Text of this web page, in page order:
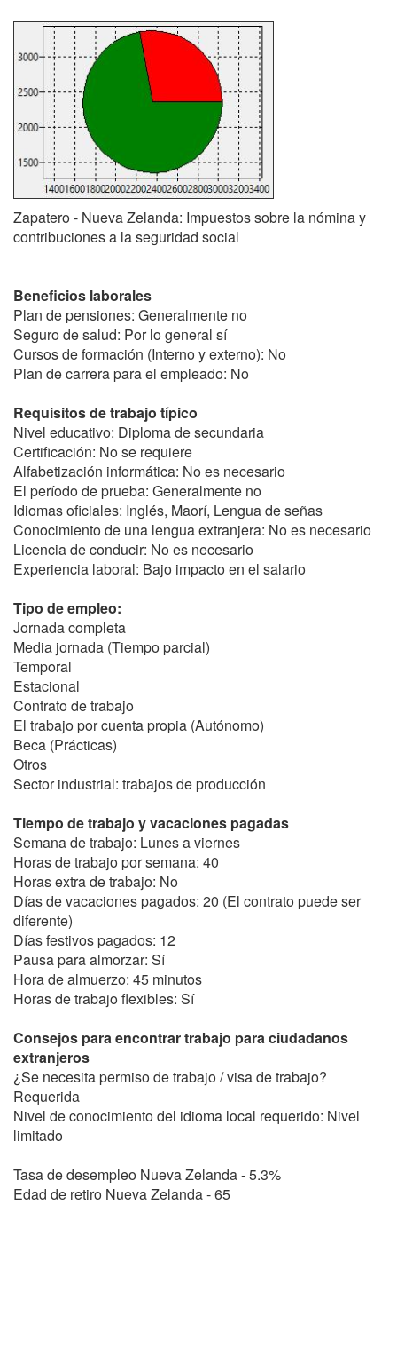
Zapatero - Nueva Zelanda: Impuestos sobre la nómina y
contribuciones a la seguridad social
Beneficios laborales
Plan de pensiones: Generalmente no
Seguro de salud: Por lo general sí
Cursos de formación (Interno y externo): No
Plan de carrera para el empleado: No
Requisitos de trabajo típico
Nivel educativo: Diploma de secundaria
Certificación: No se requiere
Alfabetización informática: No es necesario
El período de prueba: Generalmente no
Idiomas oficiales: Inglés, Maorí, Lengua de señas
Conocimiento de una lengua extranjera: No es necesario
Licencia de conducir: No es necesario
Experiencia laboral: Bajo impacto en el salario
Tipo de empleo:
Jornada completa
Media jornada (Tiempo parcial)
Temporal
Estacional
Contrato de trabajo
El trabajo por cuenta propia (Autónomo)
Beca (Prácticas)
Otros
Sector industrial: trabajos de producción
Tiempo de trabajo y vacaciones pagadas
Semana de trabajo: Lunes a viernes
Horas de trabajo por semana: 40
Horas extra de trabajo: No
Días de vacaciones pagados: 20 (El contrato puede ser
diferente)
Días festivos pagados: 12
Pausa para almorzar: Sí
Hora de almuerzo: 45 minutos
Horas de trabajo flexibles: Sí
Consejos para encontrar trabajo para ciudadanos
extranjeros
¿Se necesita permiso de trabajo / visa de trabajo?
Requerida
Nivel de conocimiento del idioma local requerido: Nivel
limitado
Tasa de desempleo Nueva Zelanda - 5.3%
Edad de retiro Nueva Zelanda - 65